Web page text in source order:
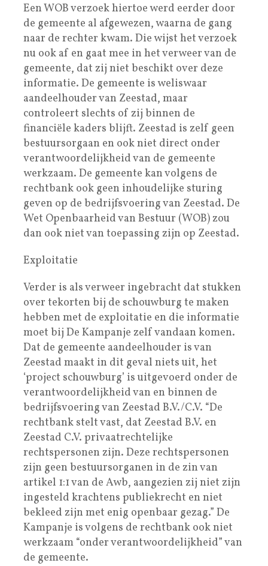
Een WOB verzoek hiertoe werd eerder door
de gemeente al afgewezen, waarna de gang
naar de rechter kwam. Die wijst het verzoek
nu ook af en gaat mee in het verweer van de
gemeente, dat zij niet beschikt over deze
informatie. De gemeente is weliswaar
aandeelhouder van Zeestad, maar
controleert slechts of zij binnen de
financiële kaders blijft. Zeestad is zelf geen
bestuursorgaan en ook niet direct onder
verantwoordelijkheid van de gemeente
werkzaam. De gemeente kan volgens de
rechtbank ook geen inhoudelijke sturing
geven op de bedrijfsvoering van Zeestad. De
Wet Openbaarheid van Bestuur (WOB) zou
dan ook niet van toepassing zijn op Zeestad.
Exploitatie
Verder is als verweer ingebracht dat stukken
over tekorten bij de schouwburg te maken
hebben met de exploitatie en die informatie
moet bij De Kampanje zelf vandaan komen.
Dat de gemeente aandeelhouder is van
Zeestad maakt in dit geval niets uit, het
‘project schouwburg’ is uitgevoerd onder de
verantwoordelijkheid van en binnen de
bedrijfsvoering van Zeestad B.V./C.V. “De
rechtbank stelt vast, dat Zeestad B.V. en
Zeestad C.V. privaatrechtelijke
rechtspersonen zijn. Deze rechtspersonen
zijn geen bestuursorganen in de zin van
artikel 1:1 van de Awb, aangezien zij niet zijn
ingesteld krachtens publiekrecht en niet
bekleed zijn met enig openbaar gezag.” De
Kampanje is volgens de rechtbank ook niet
werkzaam “onder verantwoordelijkheid” van
de gemeente.